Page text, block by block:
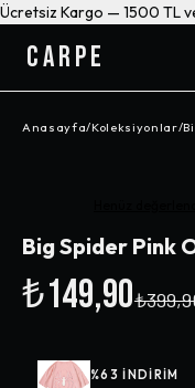
Ücretsiz Kargo — 1500 TL
CARPE
Anasayfa/Koleksiyonlar/
Big Spider Pink
₺149,90
%63 INDIRIM